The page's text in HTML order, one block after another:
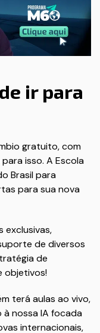
ir para
gratuito, com
isso. A Escola
Brasil para
para sua nova
exclusivas,
de diversos
de
objetivos!
terá aulas ao vivo,
nossa IA focada
internacionais,